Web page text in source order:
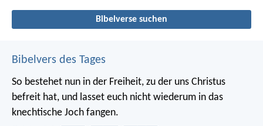
Bibelverse suchen
Bibelvers des Tages
So bestehet nun in der Freiheit, zu der uns Christus
befreit hat, und lasset euch nicht wiederum in das
knechtische Joch fangen.